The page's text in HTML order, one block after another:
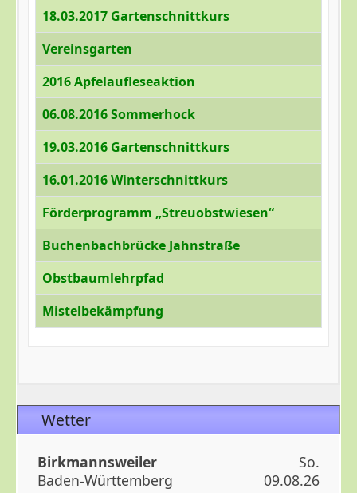
Wetter
18.03.2017 Gartenschnittkurs
Vereinsgarten
2016 Apfelaufleseaktion
06.08.2016 Sommerhock
19.03.2016 Gartenschnittkurs
16.01.2016 Winterschnittkurs
Förderprogramm „Streuobstwiesen“
Buchenbachbrücke Jahnstraße
Obstbaumlehrpfad
Mistelbekämpfung